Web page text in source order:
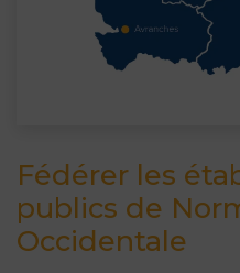
Fédérer les
publics de
Occidentale